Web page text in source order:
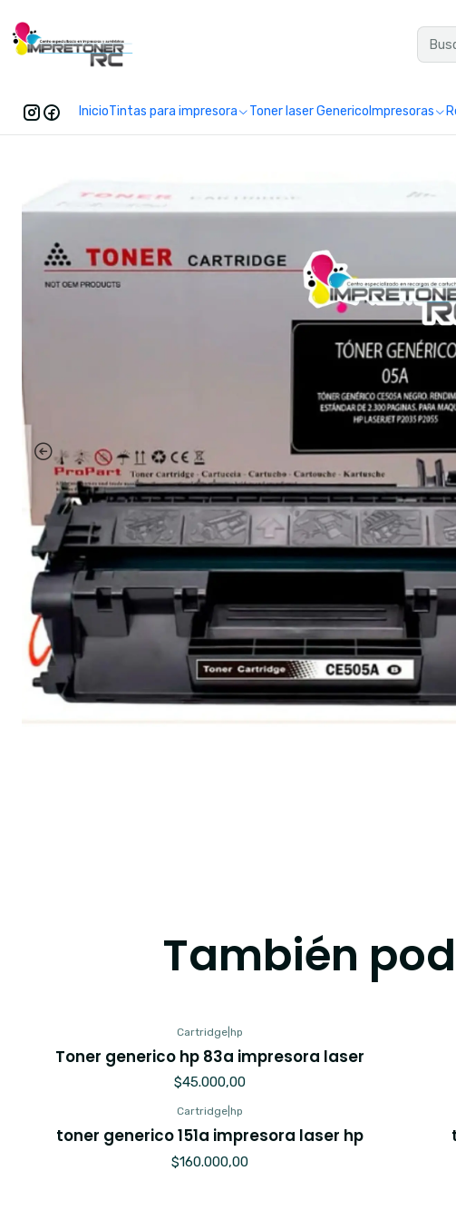
InicioTintas para impresora Toner laser Generico Impresoras
También
Cartridge |hp
Toner generico hp 83a impresora laser
$45.000,00
Cartridge |hp
toner generico 151a impresora laser hp
$160.000,00